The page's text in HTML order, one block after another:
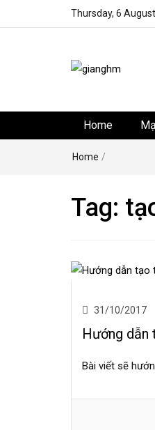
Thursday, 6
Home
Home /
Tag:
31/10/2017
Hướng dẫn
Bài viết sẽ